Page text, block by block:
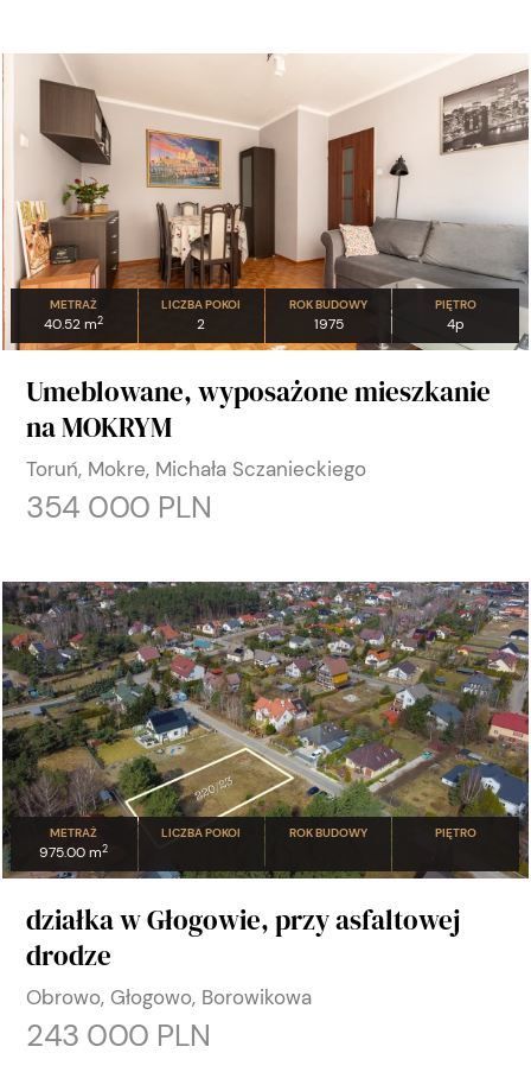
METRAŻ
40.52 m2
LICZBA POKOI
2
ROK BUDOWY
1975
PIĘTRO
4p
Umeblowane, wyposażone mieszkanie
na MOKRYM
Toruń, Mokre, Michała Sczanieckiego
354 000 PLN
METRAŻ
975.00 m2
LICZBA POKOI ROK BUDOWY PIĘTRO
działka w Głogowie, przy asfaltowej
drodze
Obrowo, Głogowo, Borowikowa
243 000 PLN